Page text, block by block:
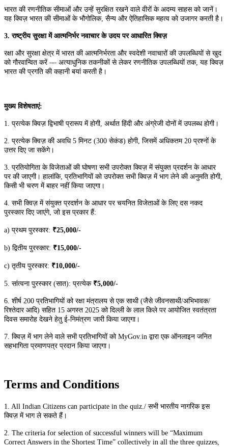
भारत की रणनीतिक सीमाओं और उन्हें सुरक्षित रखने वाले वीरों के अदम्य साहस को जानें।
यह क्विज़ भारत की सीमाओं के भौगोलिक, सैन्य और ऐतिहासिक महत्व को उजागर करती है।
3. राष्ट्रीय सुरक्षा में आत्मनिर्भर नवाचार के उदय पर आधारित क्विज़
रक्षा और सुरक्षा क्षेत्र में भारत की आत्मनिर्भरता और स्वदेशी नवाचारों की उपलब्धियों से खुद
को गौरवान्वित करें — अत्याधुनिक तकनीकों से लेकर रणनीतिक उपलब्धियों तक, यह क्विज़
भारत की प्रगति की कहानी बयां करती है।
मुख्य विशेषताएं:
1. प्रत्येक क्विज़ द्विभाषी प्रारूप में होगी, अर्थात हिंदी और अंग्रेजी दोनों में उपलब्ध होगी।
2. प्रत्येक क्विज़ की अवधि 5 मिनट (300 सेकंड) होगी, जिसमें अधिकतम 20 प्रश्नों के
उत्तर दिए जा सकेंगे।
3. प्रतियोगिता के विजेताओं की घोषणा सभी उपरोक्त क्विज़ में संयुक्त प्रदर्शन के आधार
पर की जाएगी। हालांकि, प्रतिभागियों को उपरोक्त सभी क्विज़ में भाग लेने की अनुमति होगी,
किसी भी चरण में बाहर नहीं किया जाएगा।
4. सभी क्विज़ में संयुक्त प्रदर्शन के आधार पर चयनित विजेताओं के लिए दस नकद
पुरस्कार दिए जाएंगे, जो इस प्रकार हैं:
a) प्रथम पुरस्कार: ₹25,000/-
b) द्वितीय पुरस्कार: ₹15,000/-
c) तृतीय पुरस्कार: ₹10,000/-
5. सांत्वना पुरस्कार (सात): प्रत्येक ₹5,000/-
6. शीर्ष 200 प्रतिभागियों को रक्षा मंत्रालय से एक साथी (जैसे जीवनसाथी/अभिभावक/
रिश्तेदार आदि) सहित 15 अगस्त 2025 को दिल्ली के लाल किले पर आयोजित स्वतंत्रता
दिवस समारोह देखने हेतु ई-निमंत्रण जारी किया जाएगा।
7. क्विज़ में भाग लेने वाले सभी प्रतिभागियों को MyGov.in द्वारा एक ऑनलाइन जनित
सहभागिता प्रमाणपत्र प्रदान किया जाएगा।
Terms and Conditions
1. All Indian Citizens can participate in the quiz./ सभी भारतीय नागरिक इस
क्विज़ में भाग ले सकते हैं।
2. The criteria for selection of successful winners will be “Maximum
Correct Answers in the Shortest Time” collectively in all the three quizzes,